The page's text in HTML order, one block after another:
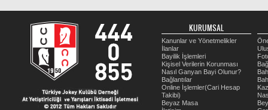
KURUMSAL
Kanunlar ve Yönetmelikler
İlanlar
Bayilik İşlemleri
Kişisel Verilerin Korunması
Nasıl Ganyan Bayi Olunur?
Bağlantılar
Online İşlemler(Cari Hesap
Takibi)
Beyaz Masa